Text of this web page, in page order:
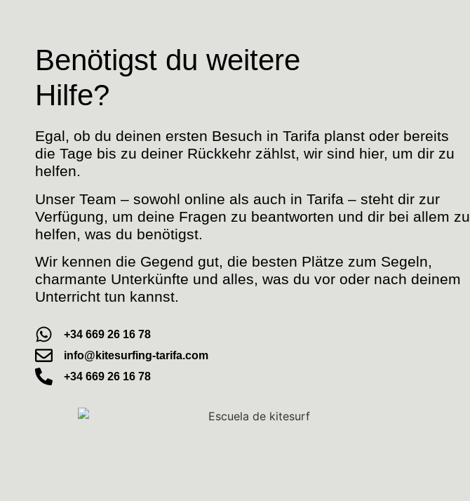
Benötigst du weitere
Hilfe?
Egal, ob du deinen ersten Besuch in Tarifa planst oder bereits
die Tage bis zu deiner Rückkehr zählst, wir sind hier, um dir zu
helfen.
Unser Team – sowohl online als auch in Tarifa – steht dir zur
Verfügung, um deine Fragen zu beantworten und dir bei allem zu
helfen, was du benötigst.
Wir kennen die Gegend gut, die besten Plätze zum Segeln,
charmante Unterkünfte und alles, was du vor oder nach deinem
Unterricht tun kannst.
+34 669 26 16 78
info@kitesurfing-tarifa.com
+34 669 26 16 78